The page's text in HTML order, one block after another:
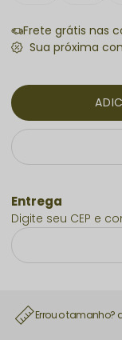
Frete grátis nas
Errou o tamanho?